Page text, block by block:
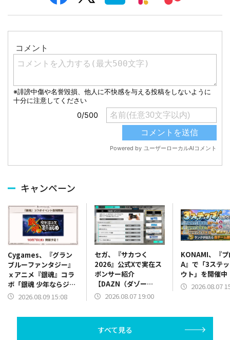
キャンペーン
Cygames、『グラン
ブルーファンタジー』
ｘアニメ『銀魂』コラ
ボ「銀魂 少年ならジャ
ンプの裏表紙までちゃ
2026.08.09 15:08
セガ、『サカつく
2026』公式Xで実在ス
ポンサー紹介
【DAZN（ダゾー
ン）】篇をポスト
2026.08.07 19:00
KONAMI、『
A』で「3ステ
ウト」を開催中
2026.08.07
すべて見る